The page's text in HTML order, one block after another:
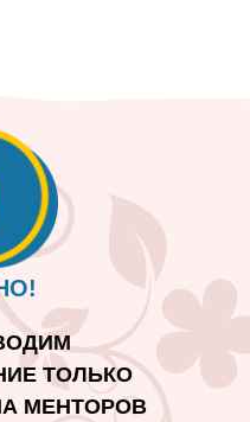
ТОЛЬКО
МЕНТОРОВ